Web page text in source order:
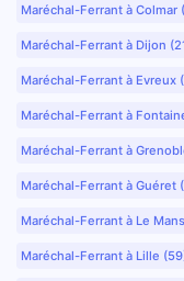
Maréchal-Ferrant à Colmar
Maréchal-Ferrant à Dijon
Maréchal-Ferrant à Evreux
Maréchal-Ferrant à
Maréchal-Ferrant à
Maréchal-Ferrant à Guéret
Maréchal-Ferrant à Le
Maréchal-Ferrant à Lille